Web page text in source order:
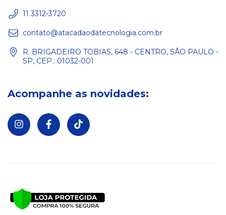
11 3312-3720
contato@atacadaodatecnologia.com.br
R. BRIGADEIRO TOBIAS, 648 - CENTRO, SÃO PAULO -
SP, CEP.: 01032-001
Acompanhe as novidades: